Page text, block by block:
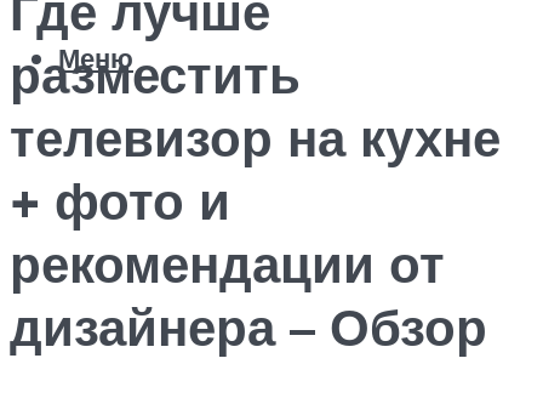
Меню
разместить
телевизор на кухне
+ фото и
рекомендации от
дизайнера – Обзор